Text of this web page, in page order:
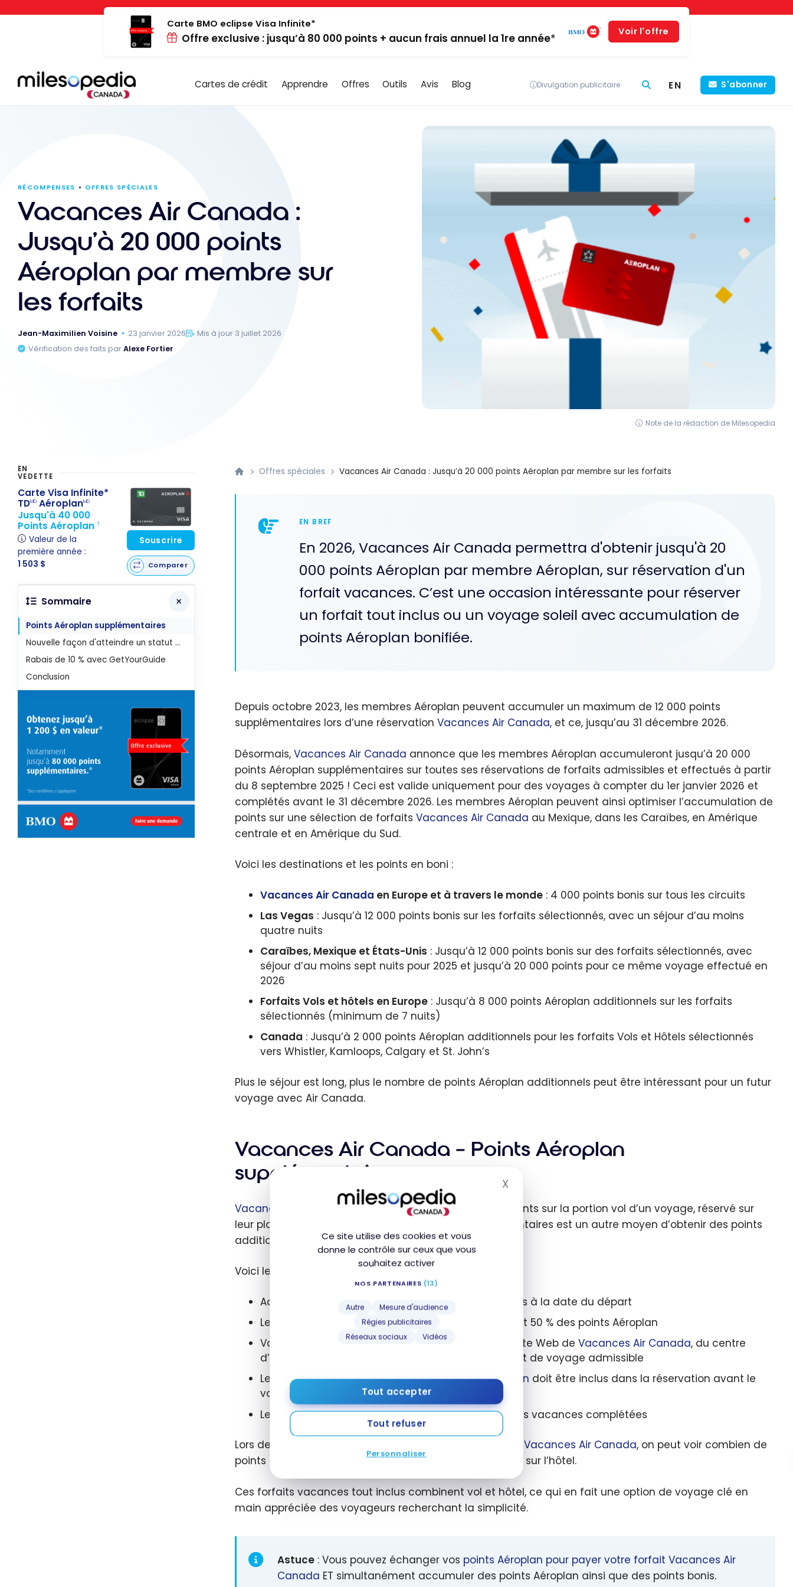
Panneau de gestion des cookies
Ce site utilise des cookies et vous
donne le contrôle sur ceux que vous
souhaitez activer
NOS PARTENAIRES (13)
Autre
Mesure d'audience
Régies publicitaires
Réseaux sociaux
Vidéos
Tout accepter
Tout refuser
Personnaliser
XMasquer le bandeau des cookies
Carte BMO eclipse Visa Infinite*
Offre exclusive : jusqu’à 80 000 points + aucun frais annuel la 1re année*
Voir l'offre
Cartes de crédit Apprendre Offres Outils Avis Blog Divulgation publicitaire EN S'abonner
RÉCOMPENSES OFFRES SPÉCIALES
Vacances Air Canada :
Jusqu’à 20 000 points
Aéroplan par membre sur
les forfaits
Jean-Maximilien Voisine 23 janvier 2026
Mis à jour 3 juillet 2026
Vérification des faits parAlexe Fortier
Note de la rédaction de Milesopedia
Offres spéciales Vacances Air Canada : Jusqu’à 20 000 points Aéroplan par membre sur les forfaits
EN BREF
En 2026, Vacances Air Canada permettra d'obtenir jusqu'à 20
000 points Aéroplan par membre Aéroplan, sur réservation d'un
forfait vacances. C’est une occasion intéressante pour réserver
un forfait tout inclus ou un voyage soleil avec accumulation de
points Aéroplan bonifiée.
Depuis octobre 2023, les membres Aéroplan peuvent accumuler un maximum de 12 000 points
supplémentaires lors d’une réservation Vacances Air Canada, et ce, jusqu’au 31 décembre 2026.
Désormais, Vacances Air Canada annonce que les membres Aéroplan accumuleront jusqu’à 20 000
points Aéroplan supplémentaires sur toutes ses réservations de forfaits admissibles et effectués à partir
du 8 septembre 2025 ! Ceci est valide uniquement pour des voyages à compter du 1er janvier 2026 et
complétés avant le 31 décembre 2026. Les membres Aéroplan peuvent ainsi optimiser l’accumulation de
points sur une sélection de forfaits Vacances Air Canada au Mexique, dans les Caraïbes, en Amérique
centrale et en Amérique du Sud.
Voici les destinations et les points en boni :
Vacances Air Canada en Europe et à travers le monde: 4 000 points bonis sur tous les circuits
Las Vegas : Jusqu’à 12 000 points bonis sur les forfaits sélectionnés, avec un séjour d’au moins
quatre nuits
Caraïbes, Mexique et États-Unis : Jusqu’à 12 000 points bonis sur des forfaits sélectionnés, avec
séjour d’au moins sept nuits pour 2025 et jusqu’à 20 000 points pour ce même voyage effectué en
2026
Forfaits Vols et hôtels en Europe: Jusqu’à 8 000 points Aéroplan additionnels sur les forfaits
sélectionnés (minimum de 7 nuits)
Canada : Jusqu’à 2 000 points Aéroplan additionnels pour les forfaits Vols et Hôtels sélectionnés
vers Whistler, Kamloops, Calgary et St. John’s
Plus le séjour est long, plus le nombre de points Aéroplan additionnels peut être intéressant pour un futur
voyage avec Air Canada.
Vacances Air Canada – Points Aéroplan
supplémentaires
Vacances Air Canada permet déjà d’accumuler des points sur la portion vol d’un voyage, réservé sur
leur plateforme. Cette opportunité de points supplémentaires est un autre moyen d’obtenir des points
additionnels sur des forfaits.
Voici les conditions générales :
Admissible pour les membres âgés de 13 ans et plus à la date du départ
Les membres Aéroplan âgés de 2 à 12 ans recevront 50 % des points Aéroplan
Valide sur les forfaits sélectionnés réservés sur le site Web de Vacances Air Canada, du centre
d’appels de
ou de tout agent de voyage admissible
Le numéro de compte de chaque membreAéroplan doit être inclus dans la réservation avant le
voyage
Les points seront accordés 6 à 8 semaines après les vacances complétées
Lors de la recherche d’un forfait vacances sur le site de Vacances Air Canada, on peut voir combien de
points supplémentaires seront versés, après avoir cliqué sur l’hôtel.
Ces forfaits vacances tout inclus combinent vol et hôtel, ce qui en fait une option de voyage clé en
main appréciée des voyageurs recherchant la simplicité.
Astuce : Vous pouvez échanger vos points Aéroplan pour payer votre forfait Vacances Air
Canada ET simultanément accumuler des points Aéroplan ainsi que des points bonis.
EN
VEDETTE
Carte Visa Infinite*
TDMD AéroplanMD
Jusqu'à 40 000
Points Aéroplan †
Valeur de la
première année :
1 503 $
Souscrire
Comparer
Sommaire
Points Aéroplan supplémentaires
Nouvelle façon d'atteindre un statut Aéroplan Élite avec Vacances Air Canada
Rabais de 10 % avec GetYourGuide
Conclusion